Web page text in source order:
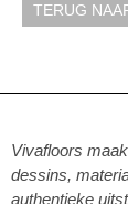
TERUG
Vivafloors
dessins,
authentieke